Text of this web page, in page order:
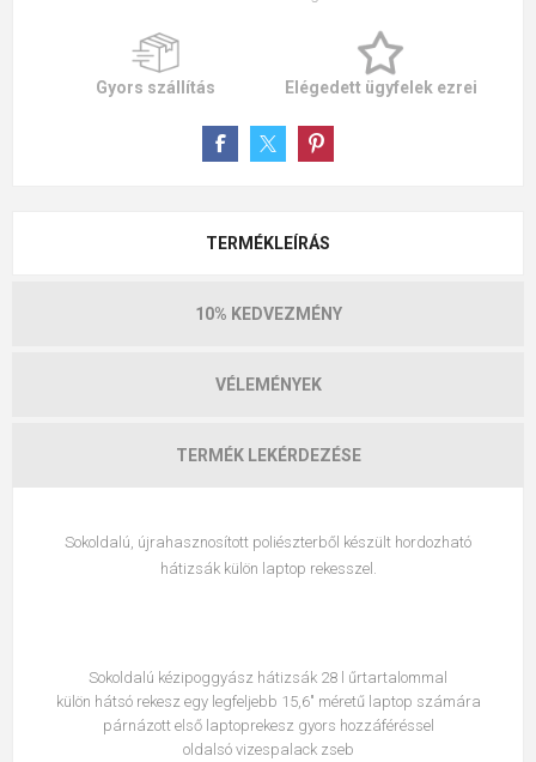
Gyors szállítás Elégedett ügyfelek ezrei
TERMÉKLEÍRÁS
10% KEDVEZMÉNY
VÉLEMÉNYEK
TERMÉK LEKÉRDEZÉSE
Sokoldalú, újrahasznosított poliészterből készült hordozható
hátizsák külön laptop rekesszel.
Sokoldalú kézipoggyász hátizsák 28 l űrtartalommal
külön hátsó rekesz egy legfeljebb 15,6" méretű laptop számára
párnázott első laptoprekesz gyors hozzáféréssel
oldalsó vizespalack zseb